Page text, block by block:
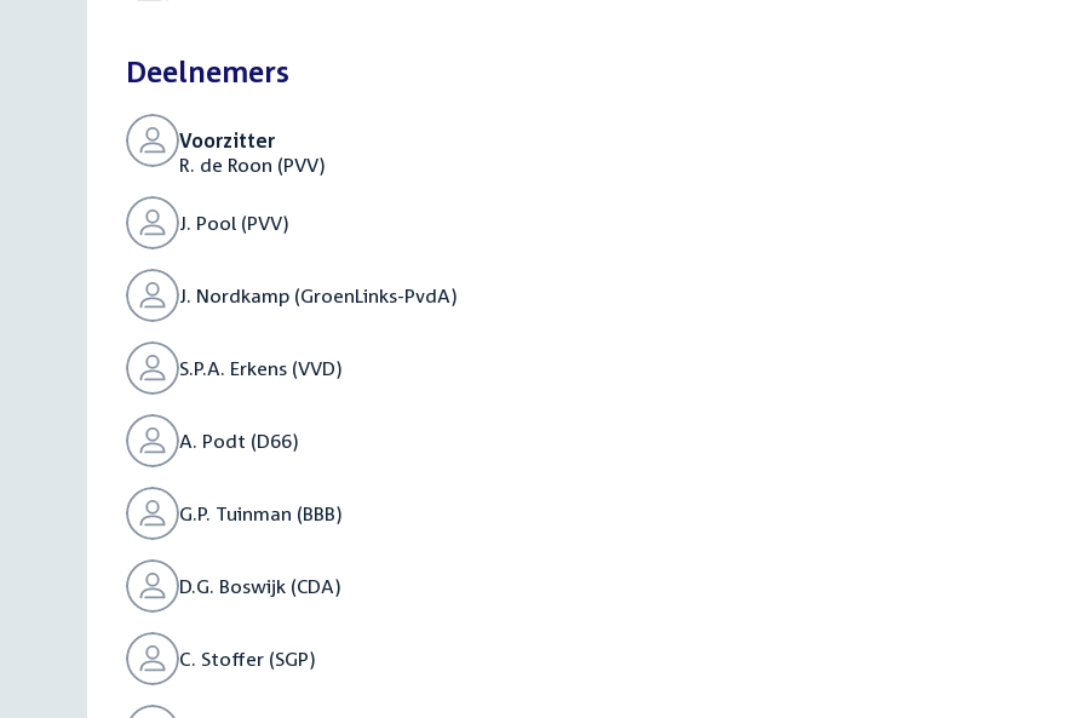
Deelnemers
Voorzitter
R. de Roon (PVV)
J. Pool (PVV)
J. Nordkamp (GroenLinks-PvdA)
S.P.A. Erkens (VVD)
A. Podt (D66)
G.P. Tuinman (BBB)
D.G. Boswijk (CDA)
C. Stoffer (SGP)